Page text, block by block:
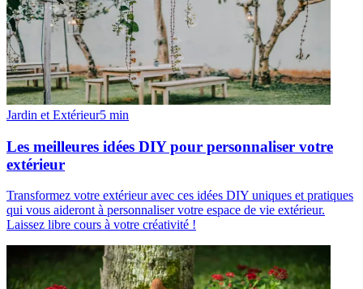
Jardin et Extérieur5 min
Les meilleures idées DIY pour personnaliser votre
extérieur
Transformez votre extérieur avec ces idées DIY uniques et pratiques
qui vous aideront à personnaliser votre espace de vie extérieur.
Laissez libre cours à votre créativité !